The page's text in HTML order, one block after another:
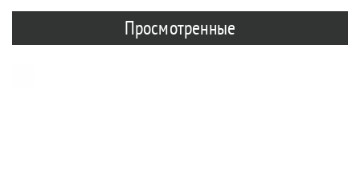
Просмотренные